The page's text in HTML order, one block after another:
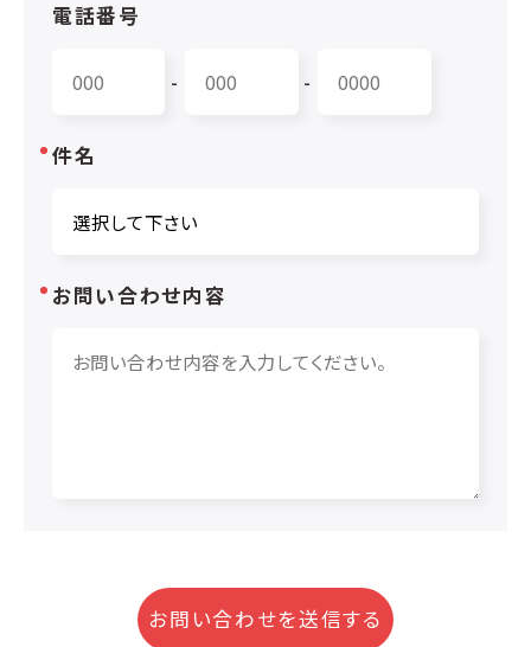
電話番号
- -
件名
お問い合わせ内容
お問い合わせを送信する